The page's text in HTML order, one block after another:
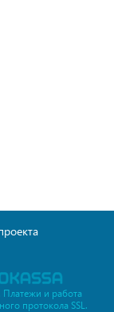
и работа
протокола SSL.